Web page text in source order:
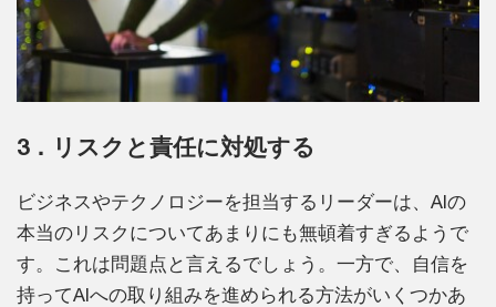
3．リスクと責任に対処する
ビジネスやテクノロジーを担当するリーダーは、AIの
本当のリスクについてあまりにも無頓着すぎるようで
す。これは問題点と言えるでしょう。一方で、自信を
持ってAIへの取り組みを進められる方法がいくつかあ